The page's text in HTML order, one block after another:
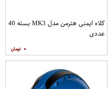
کلاه ایمنی هترمن مدل MK3 بسته 40
عددی
۰